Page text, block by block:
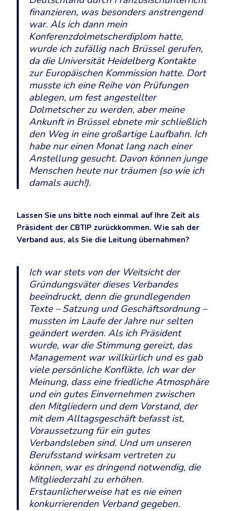
finanzieren, was besonders anstrengend
war. Als ich dann mein
Konferenzdolmetscherdiplom hatte,
wurde ich zufällig nach Brüssel gerufen,
da die Universität Heidelberg Kontakte
zur Europäischen Kommission hatte. Dort
musste ich eine Reihe von Prüfungen
ablegen, um fest angestellter
Dolmetscher zu werden, aber meine
Ankunft in Brüssel ebnete mir schließlich
den Weg in eine großartige Laufbahn. Ich
habe nur einen Monat lang nach einer
Anstellung gesucht. Davon können junge
Menschen heute nur träumen (so wie ich
damals auch!).
Lassen Sie uns bitte noch einmal auf Ihre Zeit als
Präsident der CBTIP zurückkommen. Wie sah der
Verband aus, als Sie die Leitung übernahmen?
Ich war stets von der Weitsicht der
Gründungsväter dieses Verbandes
beeindruckt, denn die grundlegenden
Texte – Satzung und Geschäftsordnung –
mussten im Laufe der Jahre nur selten
geändert werden. Als ich Präsident
wurde, war die Stimmung gereizt, das
Management war willkürlich und es gab
viele persönliche Konflikte. Ich war der
Meinung, dass eine friedliche Atmosphäre
und ein gutes Einvernehmen zwischen
den Mitgliedern und dem Vorstand, der
mit dem Alltagsgeschäft befasst ist,
Voraussetzung für ein gutes
Verbandsleben sind. Und um unseren
Berufsstand wirksam vertreten zu
können, war es dringend notwendig, die
Mitgliederzahl zu erhöhen.
Erstaunlicherweise hat es nie einen
konkurrierenden Verband gegeben.